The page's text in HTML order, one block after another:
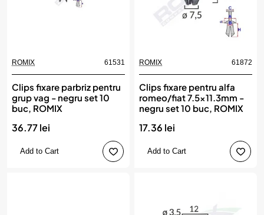
ROMIX 61531
Clips fixare parbriz pentru
grup vag - negru set 10
buc, ROMIX
36.77 lei
Add to Cart
ROMIX 61872
Clips fixare pentru alfa
romeo/fiat 7.5x11.3mm -
negru set 10 buc, ROMIX
17.36 lei
Add to Cart